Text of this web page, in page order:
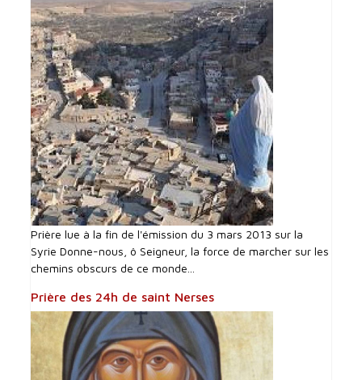
Prière lue à la fin de l'émission du 3 mars 2013 sur la
Syrie Donne-nous, ô Seigneur, la force de marcher sur les
chemins obscurs de ce monde...
Prière des 24h de saint Nerses